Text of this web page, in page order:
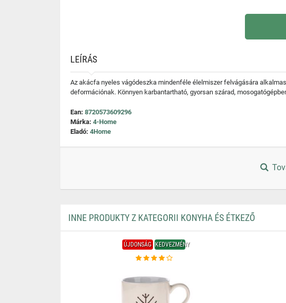
LEÍRÁS
Az akácfa nyeles vágódeszka mindenféle élelmiszer felvágására
deformációnak. Könnyen karbantartható, gyorsan szárad,
Ean: 8720573609296
Márka: 4-Home
Eladó: 4Home
INNE PRODUKTY Z KATEGORII KONYHA ÉS ÉTKEZŐ
ÚJDONSÁG KEDVEZMÉNY